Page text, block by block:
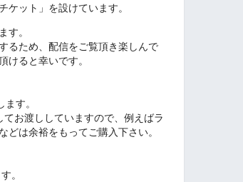
ケット」を設けています。
す。
るため、配信をご覧頂き楽しんで
けると幸いです。
す。
てお渡ししていますので、例えばラ
どは余裕をもってご購入下さい。
。